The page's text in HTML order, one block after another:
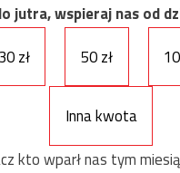
jutra, wspieraj nas od
30 zł
50 zł
Inna kwota
kto wparł nas tym